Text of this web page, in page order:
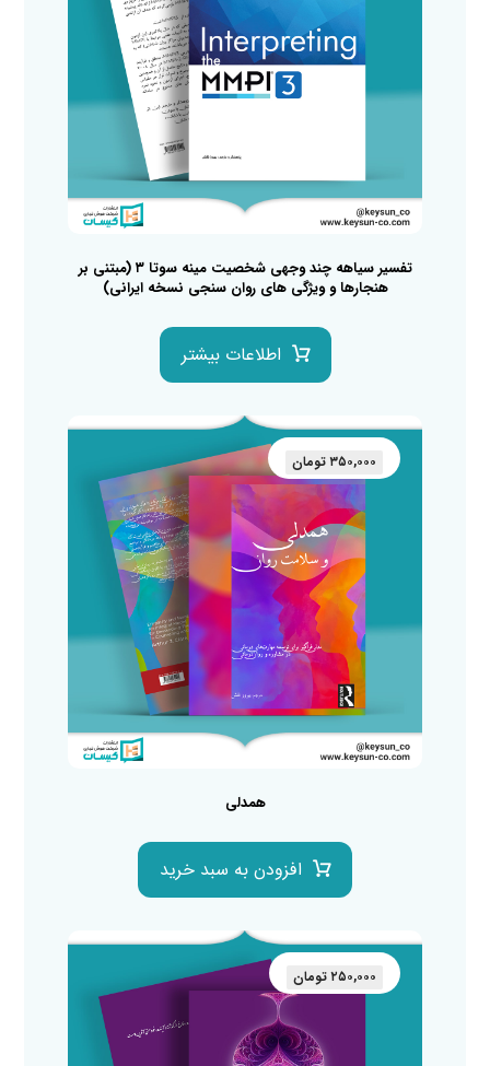
تفسیر سیاهه چند وجهی شخصیت مینه سوتا ۳ (مبتنی بر
هنجارها و ویژگی های روان سنجی نسخه ایرانی)
اطلاعات بیشتر
همدلی
۳۵۰,۰۰۰ تومان
افزودن به سبد خرید
۲۵۰,۰۰۰ تومان